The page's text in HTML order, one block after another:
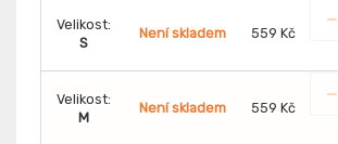
Velikost:
S
Není skladem 559 Kč -
Velikost:
M
Není skladem 559 Kč -